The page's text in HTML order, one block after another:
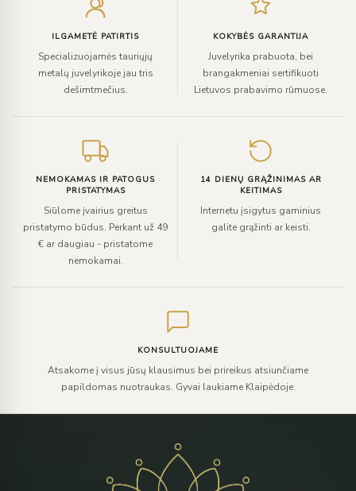
ILGAMETĖ PATIRTIS
Specializuojamės tauriųjų
metalų juvelyrikoje jau tris
dešimtmečius.
KOKYBĖS GARANTIJA
Juvelyrika prabuota, bei
brangakmeniai sertifikuoti
Lietuvos prabavimo rūmuose.
NEMOKAMAS IR PATOGUS
PRISTATYMAS
Siūlome įvairius greitus
pristatymo būdus. Perkant už 49
€ ar daugiau - pristatome
nemokamai.
14 DIENŲ GRĄŽINIMAS AR
KEITIMAS
Internetu įsigytus gaminius
galite grąžinti ar keisti.
KONSULTUOJAME
Atsakome į visus jūsų klausimus bei prireikus atsiunčiame
papildomas nuotraukas. Gyvai laukiame Klaipėdoje.